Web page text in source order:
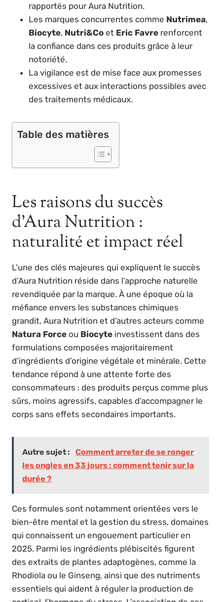
rapportés pour Aura Nutrition.
Les marques concurrentes comme Nutrimea,
Biocyte, Nutri&Co et Eric Favre renforcent
la confiance dans ces produits grâce à leur
notoriété.
La vigilance est de mise face aux promesses
excessives et aux interactions possibles avec
des traitements médicaux.
Table des matières
Les raisons du succès
d’Aura Nutrition :
naturalité et impact réel
L’une des clés majeures qui expliquent le succès
d’Aura Nutrition réside dans l’approche naturelle
revendiquée par la marque. À une époque où la
méfiance envers les substances chimiques
grandit, Aura Nutrition et d’autres acteurs comme
Natura Force ou Biocyte investissent dans des
formulations composées majoritairement
d’ingrédients d’origine végétale et minérale. Cette
tendance répond à une attente forte des
consommateurs : des produits perçus comme plus
sûrs, moins agressifs, capables d’accompagner le
corps sans effets secondaires importants.
Autre sujet :
Comment arreter de se ronger
les ongles en 33 jours : comment tenir sur la
durée ?
Ces formules sont notamment orientées vers le
bien-être mental et la gestion du stress, domaines
qui connaissent un engouement particulier en
2025. Parmi les ingrédients plébiscités figurent
des extraits de plantes adaptogènes, comme la
Rhodiola ou le Ginseng, ainsi que des nutriments
essentiels qui aident à réguler la production de